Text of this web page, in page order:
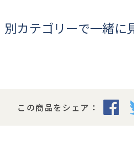
別カテゴリーで一緒に
この商品をシェア：